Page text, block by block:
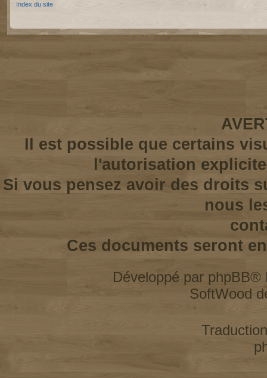
Index du site
Il est possible que certains
l'autorisation
Si vous pensez avoir des droits
nous
Ces documents seront
Développé par phpBB®
SoftWood